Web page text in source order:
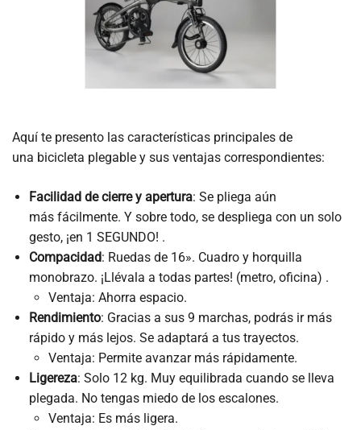
Aquí te presento las características principales de
una bicicleta plegable y sus ventajas correspondientes:
Facilidad de cierre y apertura: Se pliega aún
más fácilmente. Y sobre todo, se despliega con un solo
gesto, ¡en 1 SEGUNDO! .
Compacidad: Ruedas de 16». Cuadro y horquilla
monobrazo. ¡Llévala a todas partes! (metro, oficina) .
Ventaja: Ahorra espacio.
Rendimiento: Gracias a sus 9 marchas, podrás ir más
rápido y más lejos. Se adaptará a tus trayectos.
Ventaja: Permite avanzar más rápidamente.
Ligereza: Solo 12 kg. Muy equilibrada cuando se lleva
plegada. No tengas miedo de los escalones.
Ventaja: Es más ligera.